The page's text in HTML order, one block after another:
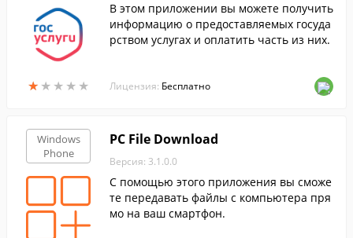
★ ★ ★ ★ ★
★ ★ ★ ★ ★
В этом приложении вы можете получить
информацию о предоставляемых госуда
рством услугах и оплатить часть из них.
Лицензия: Бесплатно
Windows
Phone
PC File Download
Версия: 3.1.0.0
С помощью этого приложения вы сможе
те передавать файлы с компьютера пря
мо на ваш смартфон.